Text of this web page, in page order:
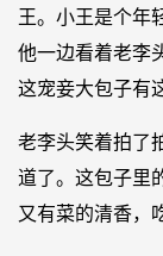
王。小王是个年
他一边看着老李
这宠妾大包子有
老李头笑着拍了
道了。这包子里
又有菜的清香，